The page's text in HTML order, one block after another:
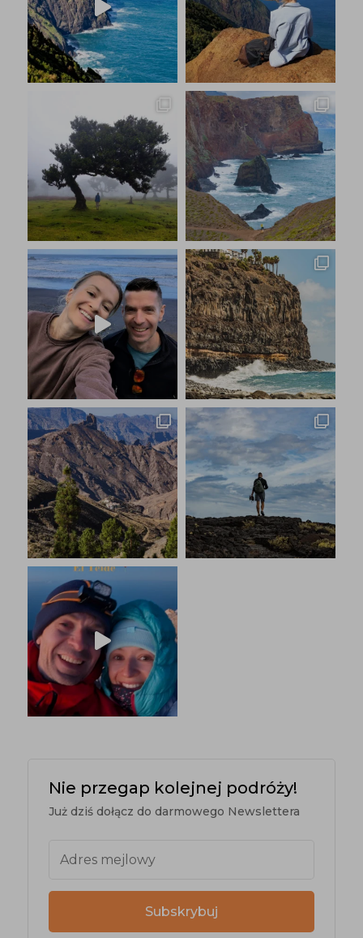
Nie przegap kolejnej podróży!
Już dziś dołącz do darmowego Newslettera
Subskrybuj